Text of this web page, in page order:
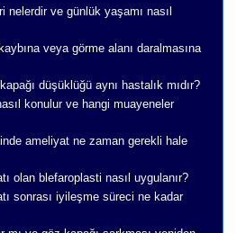
nelerdir ve günlük yaşamı nasıl
veya görme alanı daralmasına
düşüklüğü aynı hastalık mıdır?
konulur ve hangi muayeneler
ameliyat ne zaman gerekli hale
olan blefaroplasti nasıl uygulanır?
sonrası iyileşme süreci ne kadar